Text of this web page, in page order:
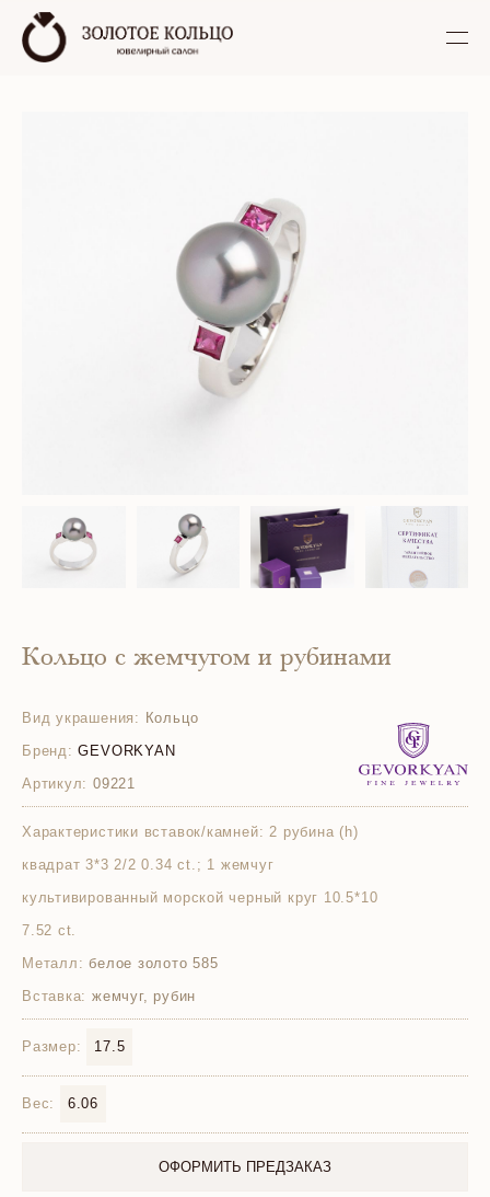
Кольцо с жемчугом и рубинами
Вид украшения: Кольцо
Бренд: GEVORKYAN
Артикул: 09221
Характеристики вставок/камней: 2 рубина (h)
квадрат 3*3 2/2 0.34 ct.; 1 жемчуг
культивированный морской черный круг 10.5*10
7.52 ct.
Металл: белое золото 585
Вставка: жемчуг, рубин
Размер: 17.5
Вес: 6.06
ОФОРМИТЬ ПРЕДЗАКАЗ